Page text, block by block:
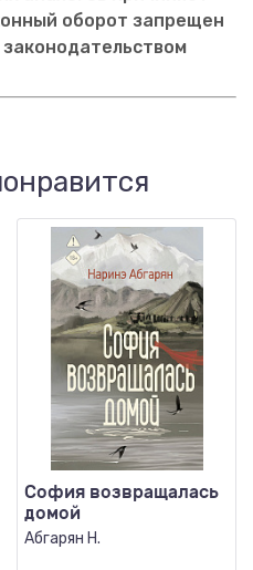
оборот запрещен
София возвращалась
домой
Абгарян Н.